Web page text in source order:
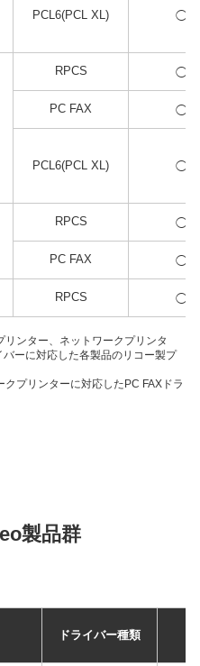
PCL6(PCL XL) ◯
RPCS ◯
PC FAX ◯
PCL6(PCL XL) ◯
RPCS ◯
PC FAX ◯
RPCS ◯
ンター、ネットワークプリンタ
ーに対応した各製品のリコー製プ
プリンターに対応したPC FAXドラ
製品群
ドライバー種類